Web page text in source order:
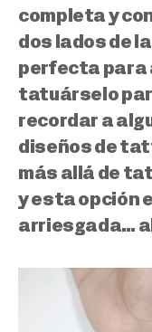
completa y
dos lados de
perfecta para
tatuárselo
recordar a
diseños de
más allá de
y esta opción
arriesgada…